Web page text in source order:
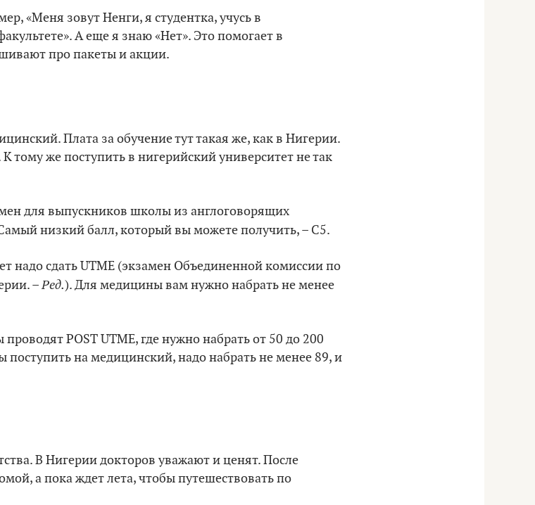
«Меня зовут Ненги, я студентка, учусь в
А еще я знаю «Нет». Это помогает в
про пакеты и акции.
Плата за обучение тут такая же, как в Нигерии.
тому же поступить в нигерийский университет не так
для выпускников школы из англоговорящих
низкий балл, который вы можете получить, – C5.
надо сдать UTME (экзамен Объединенной комиссии по
–Ред.). Для медицины вам нужно набрать не менее
POST UTME, где нужно набрать от 50 до 200
поступить на медицинский, надо набрать не менее 89, и
В Нигерии докторов уважают и ценят. После
а пока ждет лета, чтобы путешествовать по